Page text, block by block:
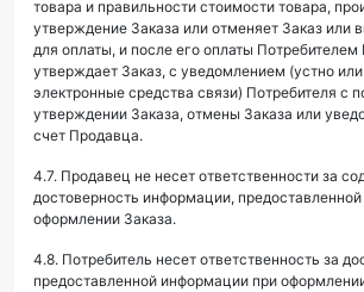
товара и правильности стоимости товара,
утверждение Заказа или отменяет Заказ или
для оплаты, и после его оплаты Потребителем
утверждает Заказ, с уведомлением (устно
электронные средства связи) Потребителя с
утверждении Заказа, отмены Заказа или
счет Продавца.
4.7. Продавец не несет ответственности за
достоверность информации,
оформлении Заказа.
4.8. Потребитель несет ответственность за
предоставленной информации при